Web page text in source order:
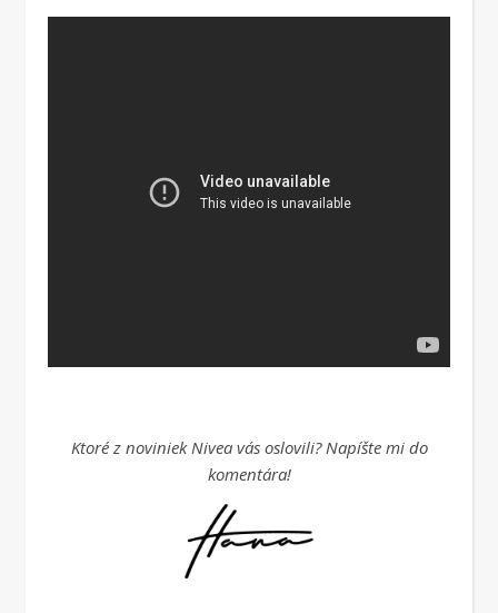
Ktoré z noviniek Nivea vás oslovili? Napíšte mi do
komentára!